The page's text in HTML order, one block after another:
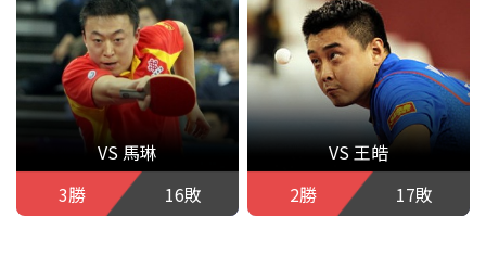
VS 馬琳
3勝
16敗
VS 王皓
2勝
17敗